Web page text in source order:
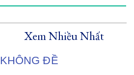
Xem Nhiều Nhất
ĐỀ